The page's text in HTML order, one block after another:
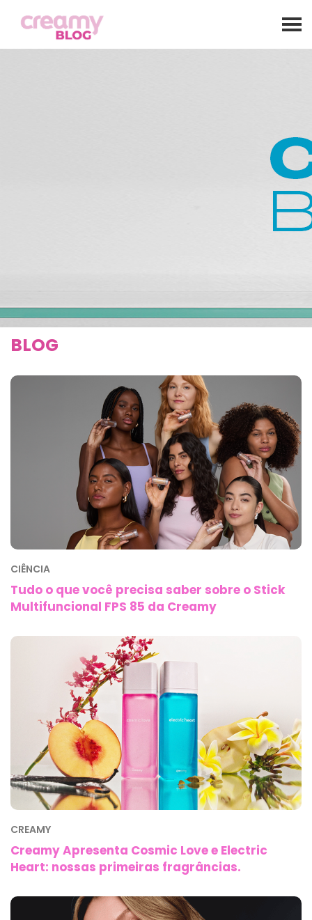
BLOG
CIÊNCIA
Tudo o que você precisa saber sobre o Stick
Multifuncional FPS 85 da Creamy
CREAMY
Creamy Apresenta Cosmic Love e Electric
Heart: nossas primeiras fragrâncias.